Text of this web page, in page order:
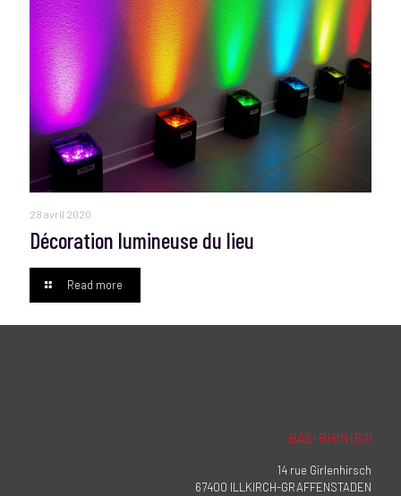
28 avril 2020
Décoration lumineuse du lieu
Read more
BAS-RHIN (67)
14 rue Girlenhirsch
67400 ILLKIRCH-GRAFFENSTADEN